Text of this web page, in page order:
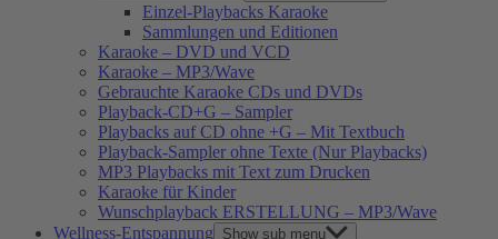
Einzel-Playbacks Karaoke
Sammlungen und Editionen
Karaoke – DVD und VCD
Karaoke – MP3/Wave
Gebrauchte Karaoke CDs und DVDs
Playback-CD+G – Sampler
Playbacks auf CD ohne +G – Mit Textbuch
Playback-Sampler ohne Texte (Nur Playbacks)
MP3 Playbacks mit Text zum Drucken
Karaoke für Kinder
Wunschplayback ERSTELLUNG – MP3/Wave
Wellness-Entspannung
Show sub menu